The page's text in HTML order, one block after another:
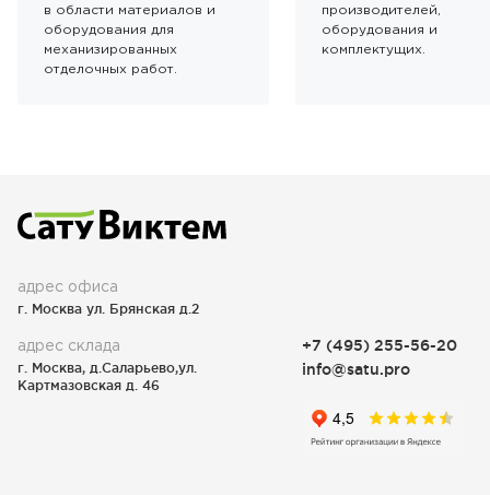
в области материалов и
оборудования для
механизированных
отделочных работ.
производителей,
оборудования и
комплектущих.
адрес офиса
г. Москва ул. Брянская д.2
адрес склада
г. Москва, д.Саларьево,ул.
Картмазовская д. 46
+7 (495) 255-56-20
info@satu.pro